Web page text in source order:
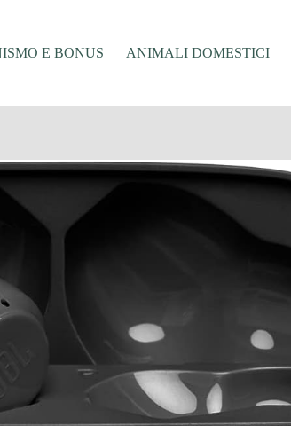
E BONUS ANIMALI DOMESTICI